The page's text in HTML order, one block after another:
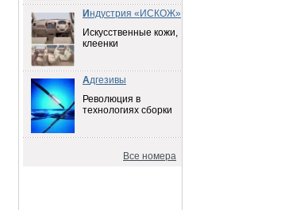
Индустрия «ИСКОЖ»
Искусственные кожи,
клеенки
Адгезивы
Революция в
технологиях сборки
Все номера